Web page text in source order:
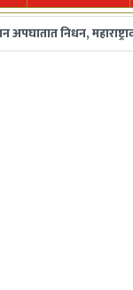
महाराष्ट्रावर शोककळा